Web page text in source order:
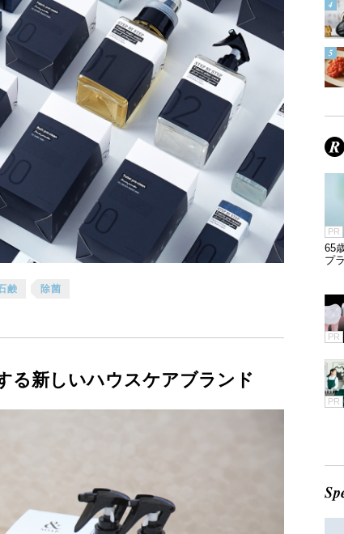
鹸 除菌
る新しいハウスケアブランド
PR
65
プ
PR
PR